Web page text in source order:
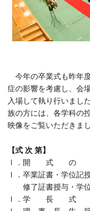
今年の卒業式も昨年
症の影響を考慮し、会
入場して執り行いまし
族の方には、各学科の
映像をご覧いただきまし
【式 次 第】
Ⅰ．開 式 の
Ⅰ．卒業証書・学位記
修了証書授与・学
Ⅰ．学 長 式